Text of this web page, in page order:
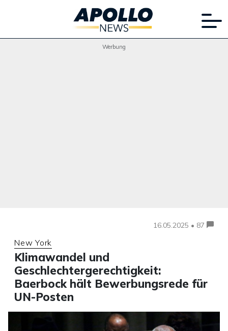
Werbung
16.05.2025 • 87
New York
Klimawandel und
Geschlechtergerechtigkeit:
Baerbock hält Bewerbungsrede für
UN-Posten